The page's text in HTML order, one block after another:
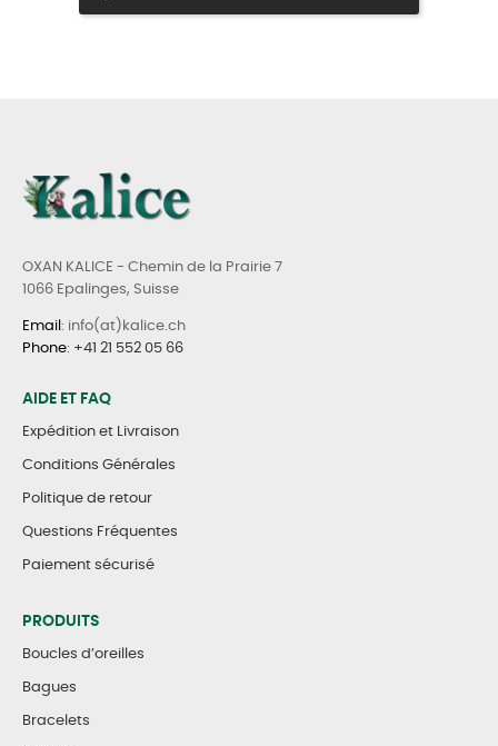
OXAN KALICE - Chemin de la Prairie 7
1066 Epalinges, Suisse
Email : info(at)kalice.ch
Phone: +41 21 552 05 66
AIDE ET FAQ
Expédition et Livraison
Conditions Générales
Politique de retour
Questions Fréquentes
Paiement sécurisé
PRODUITS
Boucles d’oreilles
Bagues
Bracelets